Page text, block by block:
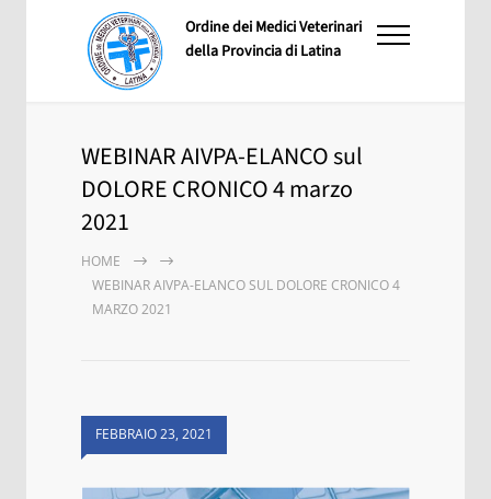
Ordine dei Medici Veterinari
della Provincia di Latina
WEBINAR AIVPA-ELANCO sul
DOLORE CRONICO 4 marzo
2021
HOME
WEBINAR AIVPA-ELANCO SUL DOLORE CRONICO 4
MARZO 2021
FEBBRAIO 23, 2021